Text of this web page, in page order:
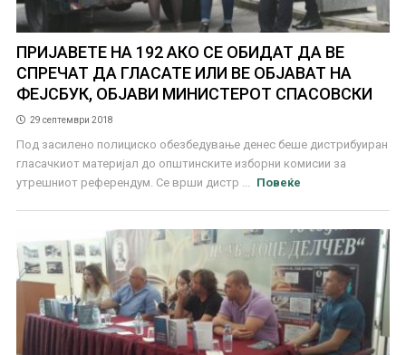
ПРИЈАВЕТЕ НА 192 АКО СЕ ОБИДАТ ДА ВЕ
СПРЕЧАТ ДА ГЛАСАТЕ ИЛИ ВЕ ОБЈАВАТ НА
ФЕЈСБУК, ОБЈАВИ МИНИСТЕРОТ СПАСОВСКИ
29 септември 2018
Под засилено полициско обезбедување денес беше дистрибуиран
гласачкиот материјал до општинските изборни комисии за
утрешниот референдум. Се врши дистр ...
Повеќе